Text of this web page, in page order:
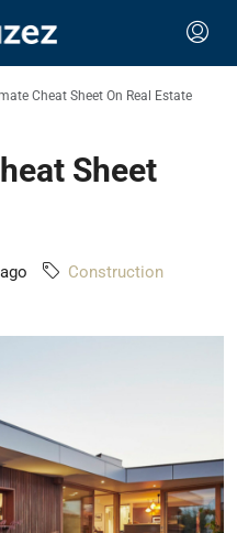
Cheat Sheet On Real Estate
Sheet
Construction